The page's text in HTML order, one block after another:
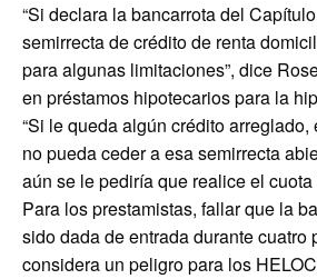
“Si declara la bancarrota del
semirrecta de crédito de renta
para algunas limitaciones”, dice
en préstamos hipotecarios para la
“Si le queda algún crédito
no pueda ceder a esa semirrecta
aún se le pediría que realice el
Para los prestamistas, fallar que la
sido dada de entrada durante cuatro
considera un peligro para los